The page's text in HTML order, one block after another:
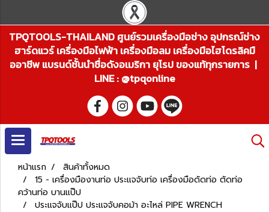
TPQTOOLS-THAILAND ศูนย์รวมเครื่องมือช่าง อุปกรณ์ช่าง
ฮาร์ดแวร์ เครื่องมือไฟฟ้า เครื่องมือลม เครื่องมือไฮโดรลิคมื
ออาชีพ แบรนด์ชั้นนำชื่อดังอเมริกา ยุโรป ของแท้ทุกรายการ |
LINE : @tpqonline
หน้าแรก
สินค้าทั้งหมด
15 - เครื่องมืองานท่อ ประแจจับท่อ เครื่องมือดัดท่อ ตัดท่อ
คว้านท่อ บานแป๊ป
ประแจจับแป๊ป ประแจจับคอม้า อะไหล่ PIPE WRENCH